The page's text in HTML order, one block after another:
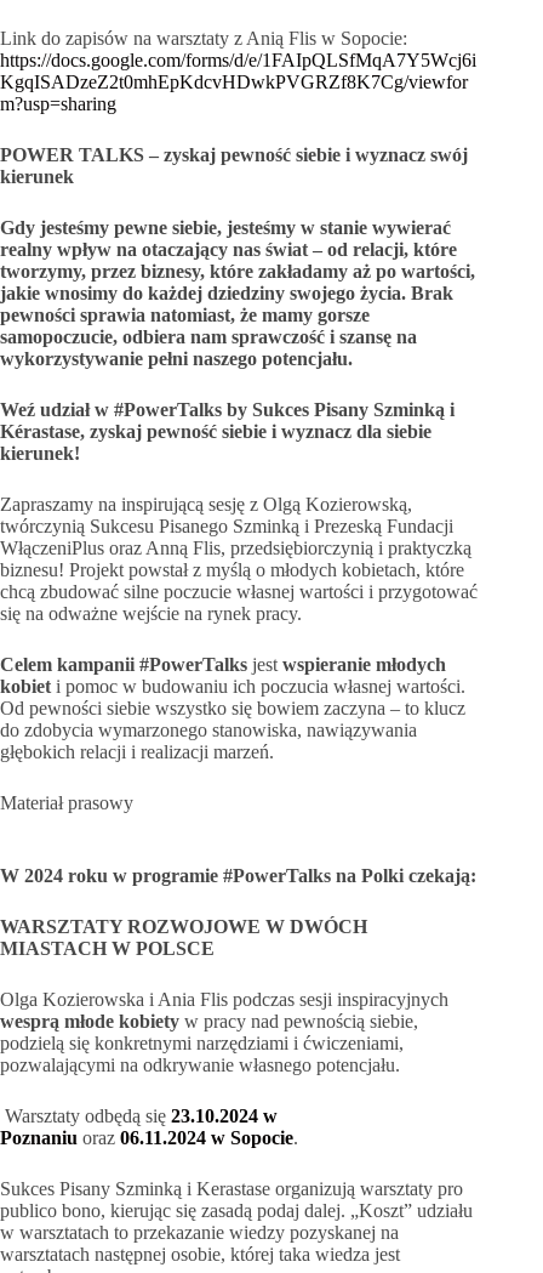
Link do zapisów na warsztaty z Anią Flis w Sopocie:
https://docs.google.com/forms/d/e/1FAIpQLSfMqA7Y5Wcj6i
KgqISADzeZ2t0mhEpKdcvHDwkPVGRZf8K7Cg/viewfor
m?usp=sharing
POWER TALKS – zyskaj pewność siebie i wyznacz swój
kierunek
Gdy jesteśmy pewne siebie, jesteśmy w stanie wywierać
realny wpływ na otaczający nas świat – od relacji, które
tworzymy, przez biznesy, które zakładamy aż po wartości,
jakie wnosimy do każdej dziedziny swojego życia. Brak
pewności sprawia natomiast, że mamy gorsze
samopoczucie, odbiera nam sprawczość i szansę na
wykorzystywanie pełni naszego potencjału.
Weź udział w #PowerTalks by Sukces Pisany Szminką i
Kérastase, zyskaj pewność siebie i wyznacz dla siebie
kierunek!
Zapraszamy na inspirującą sesję z Olgą Kozierowską,
twórczynią Sukcesu Pisanego Szminką i Prezeską Fundacji
WłączeniPlus oraz Anną Flis, przedsiębiorczynią i praktyczką
biznesu! Projekt powstał z myślą o młodych kobietach, które
chcą zbudować silne poczucie własnej wartości i przygotować
się na odważne wejście na rynek pracy.
Celem kampanii #PowerTalks jest wspieranie młodych
kobiet i pomoc w budowaniu ich poczucia własnej wartości.
Od pewności siebie wszystko się bowiem zaczyna – to klucz
do zdobycia wymarzonego stanowiska, nawiązywania
głębokich relacji i realizacji marzeń.
Materiał prasowy
W 2024 roku w programie #PowerTalks na Polki czekają:
WARSZTATY ROZWOJOWE W DWÓCH
MIASTACH W POLSCE
Olga Kozierowska i Ania Flis podczas sesji inspiracyjnych
wesprą młode kobiety w pracy nad pewnością siebie,
podzielą się konkretnymi narzędziami i ćwiczeniami,
pozwalającymi na odkrywanie własnego potencjału.
Warsztaty odbędą się 23.10.2024 w
Poznaniu oraz 06.11.2024 w Sopocie.
Sukces Pisany Szminką i Kerastase organizują warsztaty pro
publico bono, kierując się zasadą podaj dalej. „Koszt” udziału
w warsztatach to przekazanie wiedzy pozyskanej na
warsztatach następnej osobie, której taka wiedza jest